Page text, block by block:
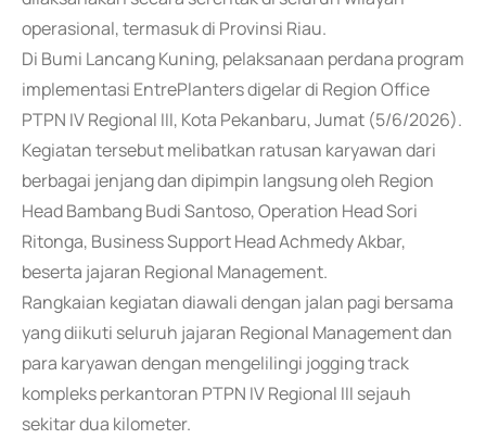
operasional, termasuk di Provinsi Riau.
Di Bumi Lancang Kuning, pelaksanaan perdana program
implementasi EntrePlanters digelar di Region Office
PTPN IV Regional III, Kota Pekanbaru, Jumat (5/6/2026).
Kegiatan tersebut melibatkan ratusan karyawan dari
berbagai jenjang dan dipimpin langsung oleh Region
Head Bambang Budi Santoso, Operation Head Sori
Ritonga, Business Support Head Achmedy Akbar,
beserta jajaran Regional Management.
Rangkaian kegiatan diawali dengan jalan pagi bersama
yang diikuti seluruh jajaran Regional Management dan
para karyawan dengan mengelilingi jogging track
kompleks perkantoran PTPN IV Regional III sejauh
sekitar dua kilometer.